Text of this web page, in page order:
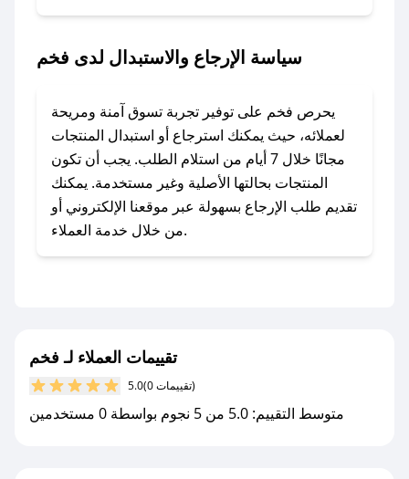
مراسلتنا مباشرة وسنعمل على توفير الكوبونات في
فخم؟
للحصول على كوبونات وخصومات حصرية، قم بما
يلي:
- اضغط على أيقونة متابعة لمتجر فخم في تطبيق
صحصح.
- تابع حسابنا الرسمي على تويتر وقم بتفعيل زر
مع صحصح، تسوق بذكاء ووفّر على كل مشترياتك مع
سياسة الإرجاع والاستبدال لدى فخم
يحرص فخم على توفير تجربة تسوق آمنة ومريحة
لعملائه، حيث يمكنك استرجاع أو استبدال المنتجات
مجانًا خلال 7 أيام من استلام الطلب. يجب أن تكون
المنتجات بحالتها الأصلية وغير مستخدمة. يمكنك
تقديم طلب الإرجاع بسهولة عبر موقعنا الإلكتروني أو
من خلال خدمة العملاء.
تقييمات العملاء لـ فخم
5.0 (0 تقييمات)
متوسط التقييم: 5.0 من 5 نجوم بواسطة 0 مستخدمين